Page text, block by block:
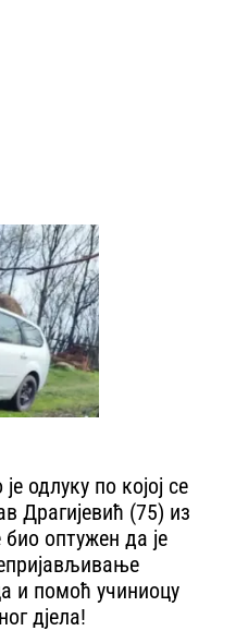
одлуку по којој се
Драгијевић (75) из
био оптужен да је
и помоћ учиниоцу
дјела!